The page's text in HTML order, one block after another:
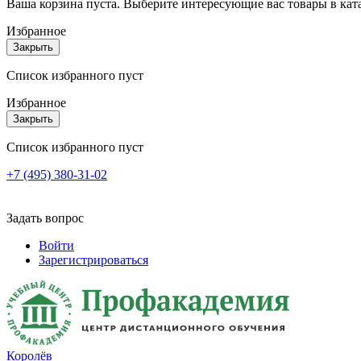
Ваша корзина пуста. Выберите интересующие вас товары в
Избранное
Закрыть
Список избранного пуст
Избранное
Закрыть
Список избранного пуст
+7 (495) 380-31-02
Задать вопрос
Войти
Зарегистрироваться
Королёв